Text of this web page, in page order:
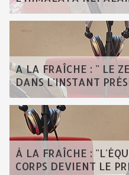
A LA FRAÎCHE : " LE
DANS L'INSTANT
À LA FRAÎCHE :
CORPS DEVIENT LE